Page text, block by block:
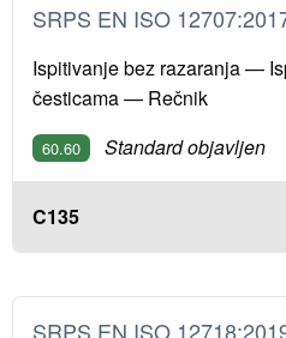
SRPS EN ISO
Ispitivanje bez razaranja —
česticama — Rečnik
60.60 Standard objavljen
C135
SRPS EN ISO